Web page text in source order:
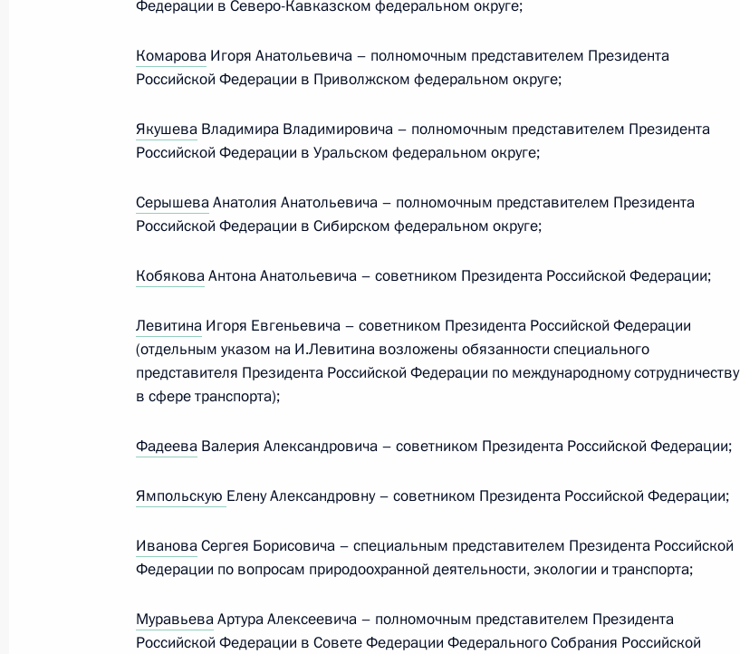
14 мая 2024 года, 23:00 Москва, Кремль
Президент подписал указы о назначении членов Правительства
14 мая 2024 года, 21:25
Подписаны указы о назначении в руководстве Администрации
Президента
14 мая 2024 года, 10:50
13 мая 2024 года, 18:30 Москва, Кремль
Телефонный разговор с Президентом Боливии Луисом Арсе
13 мая 2024 года, 17:50
Федерации в Северо-Кавказском федеральном округе;
Комарова Игоря Анатольевича – полномочным представителем Президента
Российской Федерации в Приволжском федеральном округе;
Якушева Владимира Владимировича – полномочным представителем Президента
Российской Федерации в Уральском федеральном округе;
СерышеваАнатолия Анатольевича – полномочным представителем Президента
Российской Федерации в Сибирском федеральном округе;
КобяковаАнтона Анатольевича – советником Президента Российской Федерации;
Левитина Игоря Евгеньевича – советником Президента Российской Федерации
(отдельным указом на И.Левитина возложены обязанности специального
представителя Президента Российской Федерации по международному сотрудничеству
в сфере транспорта);
Фадеева Валерия Александровича – советником Президента Российской Федерации;
Ямпольскую Елену Александровну – советником Президента Российской Федерации;
ИвановаСергея Борисовича – специальным представителем Президента Российской
Федерации по вопросам природоохранной деятельности, экологии и транспорта;
МуравьеваАртура Алексеевича – полномочным представителем Президента
Российской Федерации в Совете Федерации Федерального Собрания Российской